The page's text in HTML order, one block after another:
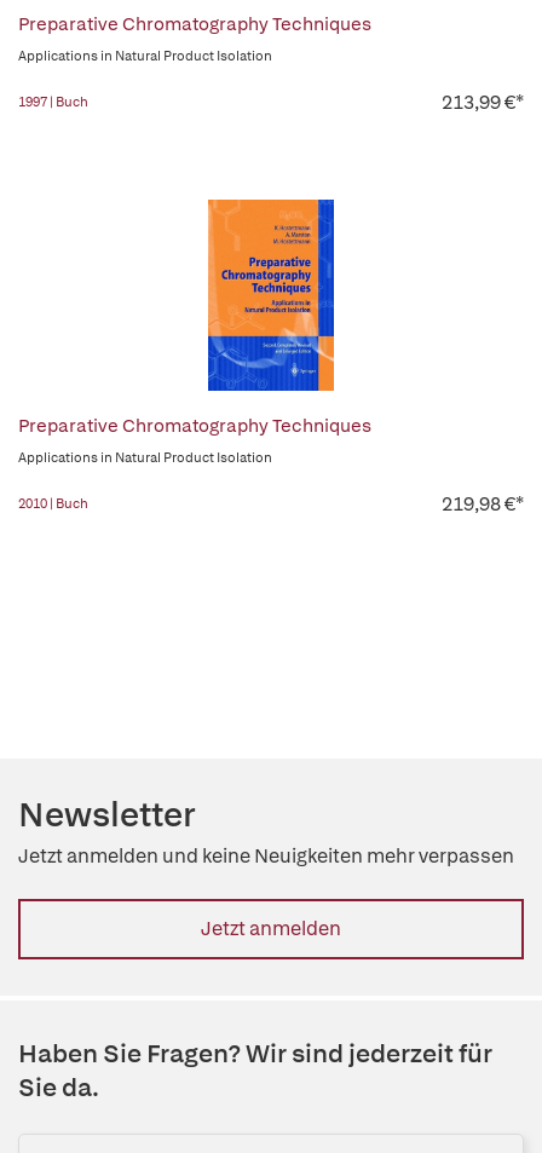
Preparative Chromatography Techniques
Applications in Natural Product Isolation
1997 | Buch 213,99 €*
Preparative Chromatography Techniques
Applications in Natural Product Isolation
2010 | Buch 219,98 €*
Newsletter
Jetzt anmelden und keine Neuigkeiten mehr verpassen
Jetzt anmelden
Haben Sie Fragen? Wir sind jederzeit für
Sie da.